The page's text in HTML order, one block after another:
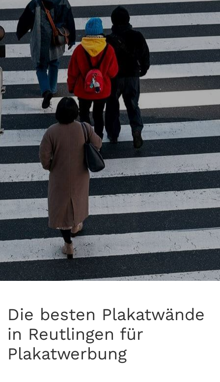
Die besten Plakatwände
in Reutlingen für
Plakatwerbung